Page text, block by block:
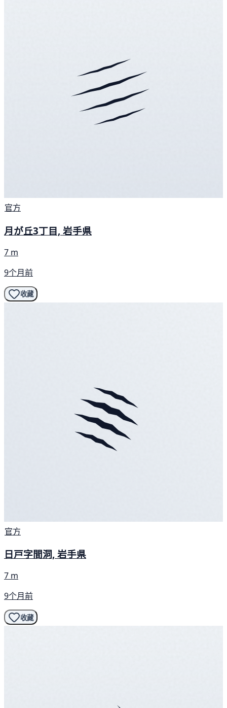
官方
月が丘3丁目, 岩手県
7 m
9个月前
收藏
官方
日戸字間洞, 岩手県
7 m
9个月前
收藏